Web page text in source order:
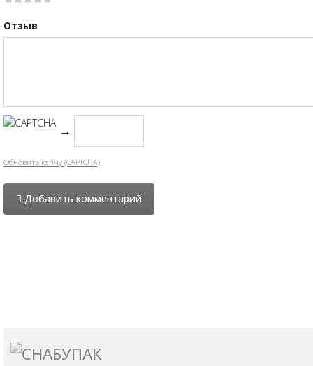
Отзыв
→
Обновить капчу (CAPTCHA)
Добавить комментарий